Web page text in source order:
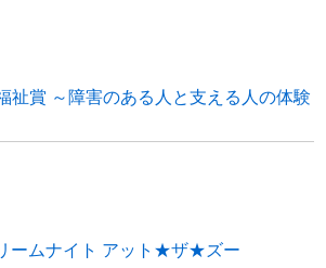
祉賞 ～障害のある人と支える人の体験
ームナイト アット★ザ★ズー